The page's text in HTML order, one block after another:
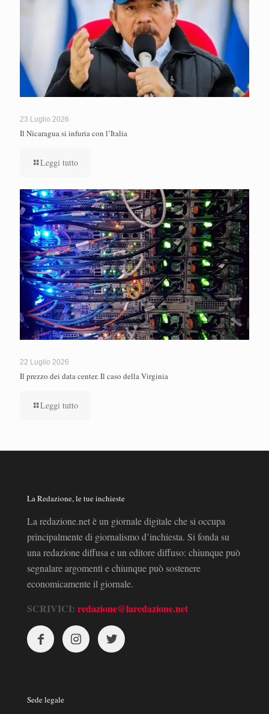
23 Luglio 2026
Il Nicaragua si infuria con l’Italia
Leggi tutto
22 Luglio 2026
Il prezzo dei data center. Il caso della Virginia
Leggi tutto
La Redazione, le tue inchieste
La redazione.net è un giornale digitale che si occupa
principalmente di giornalismo d’inchiesta. Si fonda su
una redazione diffusa e un editore diffuso: chiunque può
segnalare argomenti e chiunque può sostenere
economicamente il giornale.
SCRIVICI: redazione@laredazione.net
Sede legale